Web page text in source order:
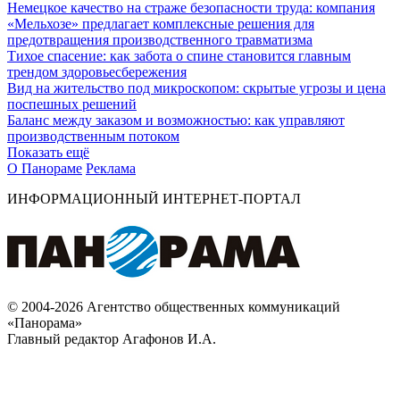
Немецкое качество на страже безопасности труда: компания
«Мельхозе» предлагает комплексные решения для
предотвращения производственного травматизма
Тихое спасение: как забота о спине становится главным
трендом здоровьесбережения
Вид на жительство под микроскопом: скрытые угрозы и цена
поспешных решений
Баланс между заказом и возможностью: как управляют
производственным потоком
Показать ещё
О Панораме Реклама
ИНФОРМАЦИОННЫЙ ИНТЕРНЕТ-ПОРТАЛ
© 2004-2026 Агентство общественных коммуникаций
«Панорама»
Главный редактор Агафонов И.А.